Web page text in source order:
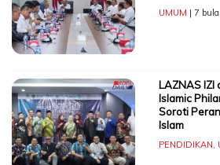
UMUM | 7
LAZNAS IZI
Islamic
Soroti
Islam
PENDIDIKAN